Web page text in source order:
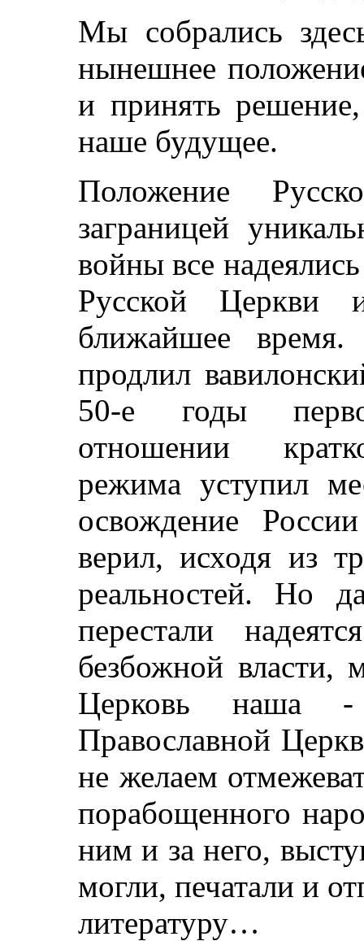
Мы собрались
нынешнее
и принять решение,
наше будущее.
Положение
заграницей
войны все
Русской Церкви
ближайшее
продлил
50-е годы
отношении
режима уступил
освождение
верил, исходя из
реальностей. Но
перестали
безбожной власти,
Церковь наша -
Православной
не желаем
порабощенного
ним и за него,
могли, печатали и
литературу…